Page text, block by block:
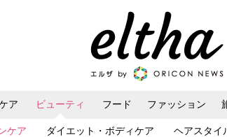
ア ビューティ
ケア ダイエット・ボディケア ヘアスタイ
フード ファッション